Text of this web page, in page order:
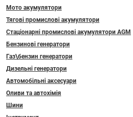
Мото акумулятори
Тягові промислові акумулятори
Стаціонарні промислові акумулятори АGM
Бензинові генератори
Газ\бензин генератори
Дизельні генератори
Автомобільні аксесуари
Оливи та автохімія
Шини